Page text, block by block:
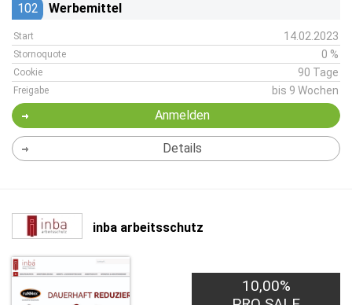
102 Werbemittel
Start 14.02.2023
Stornoquote 0 %
Cookie 90 Tage
Freigabe bis 9 Wochen
Anmelden
Details
inba arbeitsschutz
10,00%